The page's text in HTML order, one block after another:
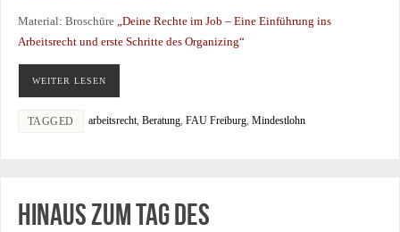
Material: Broschüre „Deine Rechte im Job – Eine Einführung ins
Arbeitsrecht und erste Schritte des Organizing“
WEITER LESEN
TAGGED arbeitsrecht, Beratung, FAU Freiburg, Mindestlohn
Hinaus zum Tag des